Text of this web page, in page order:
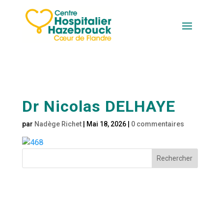
Dr Nicolas DELHAYE
par Nadège Richet| Mai 18, 2026| 0 commentaires
Rechercher